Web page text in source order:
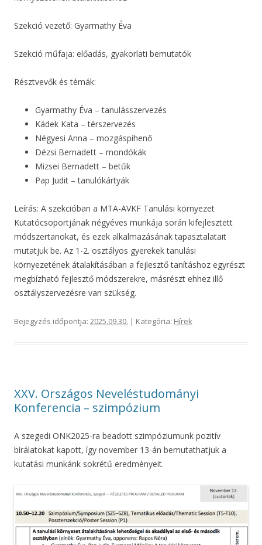
Szekció vezető: Gyarmathy Éva
Szekció műfaja: előadás, gyakorlati bemutatók
Résztvevők és témák:
Gyarmathy Éva – tanulásszervezés
Kádek Kata – térszervezés
Négyesi Anna – mozgáspihenő
Dézsi Bernadett – mondókák
Mizsei Bernadett – betűk
Pap Judit – tanulókártyák
Leírás: A szekcióban a MTA-AVKF Tanulási környezet
Kutatócsoportjának négyéves munkája során kifejlesztett
módszertanokat, és ezek alkalmazásának tapasztalatait
mutatjuk be. Az 1-2. osztályos gyerekek tanulási
környezetének átalakításában a fejlesztő tanításhoz egyrészt
megbízható fejlesztő módszerekre, másrészt ehhez illő
osztályszervezésre van szükség.
Bejegyzés időpontja: 2025.09.30. | Kategória: Hírek
XXV. Országos Neveléstudományi
Konferencia – szimpózium
A szegedi ONK2025-ra beadott szimpóziumunk pozitív
bírálatokat kapott, így november 13-án bemutathatjuk a
kutatási munkánk sokrétű eredményeit.